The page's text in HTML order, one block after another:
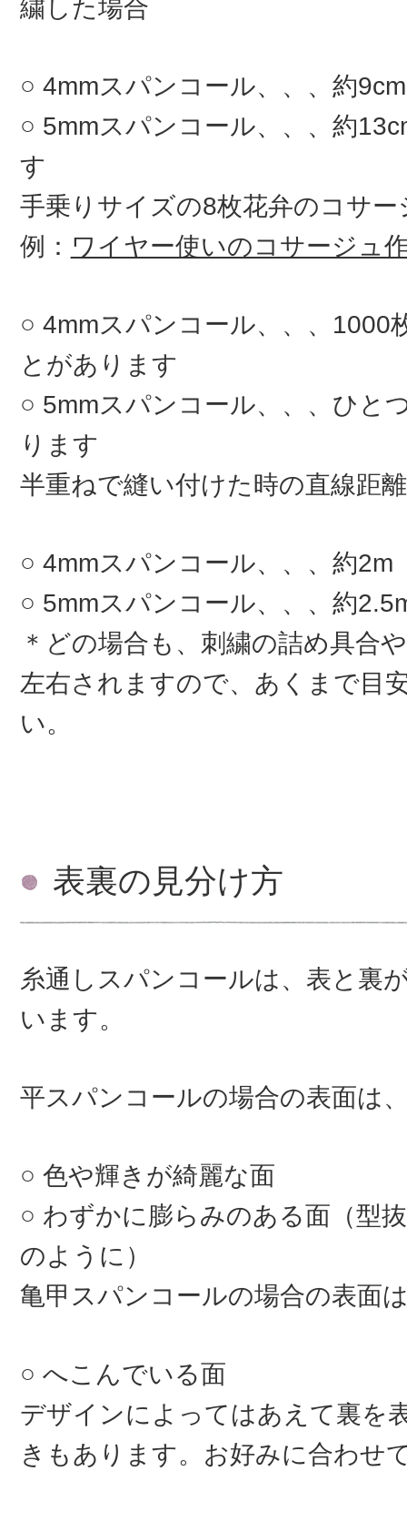
繍した場合
4mmスパンコール、、、約
5mmスパンコール、、、約
す
手乗りサイズの8枚花弁のコサ
例： ワイヤー使いのコサージュ
4mmスパンコール、、、1000
とがあります
5mmスパンコール、、、ひと
ります
半重ねで縫い付けた時の直線距離
4mmスパンコール、、、約2m
5mmスパンコール、、、約
＊どの場合も、刺繍の詰め具合
左右されますので、あくまで目
い。
表裏の見分け方
糸通しスパンコールは、表と裏
います。
平スパンコールの場合の表面は
色や輝きが綺麗な面
わずかに膨らみのある面（型
のように）
亀甲スパンコールの場合の表面
へこんでいる面
デザインによってはあえて裏を
きもあります。お好みに合わせ